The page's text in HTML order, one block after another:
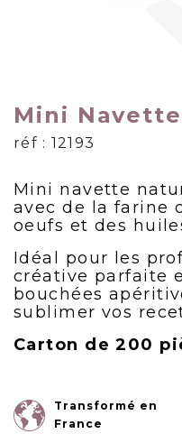
Mini
réf : 12193
Mini navette
avec de la farine
oeufs et des
Idéal pour les
créative parfaite
bouchées
sublimer vos
Carton de 200
Transformé en
France